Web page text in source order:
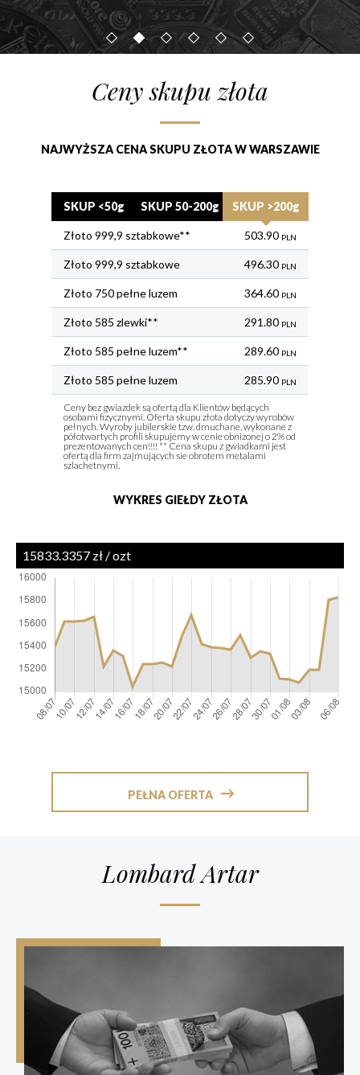
1 2 3 4 5 6
Ceny skupu złota
NAJWYŻSZA CENA SKUPU ZŁOTA W WARSZAWIE
SKUP <50g SKUP 50-200g SKUP >200g
Złoto 999,9 sztabkowe** 503.90 PLN
Złoto 999,9 sztabkowe 496.30 PLN
Złoto 750 pełne luzem 364.60 PLN
Złoto 585 zlewki** 291.80 PLN
Złoto 585 pełne luzem** 289.60 PLN
Złoto 585 pełne luzem 285.90 PLN
Ceny bez gwiazdek są ofertą dla Klientów będących
osobami fizycznymi. Oferta skupu złota dotyczy wyrobów
pełnych. Wyroby jubilerskie tzw. dmuchane, wykonane z
półotwartych profili skupujemy w cenie obnizonej o 2% od
prezentowanych cen!!!! ** Cena skupu z gwiadkami jest
ofertą dla firm zajmujących sie obrotem metalami
szlachetnymi.
WYKRES GIEŁDY ZŁOTA
15833.3357 zł / ozt
PEŁNA OFERTA
Lombard Artar